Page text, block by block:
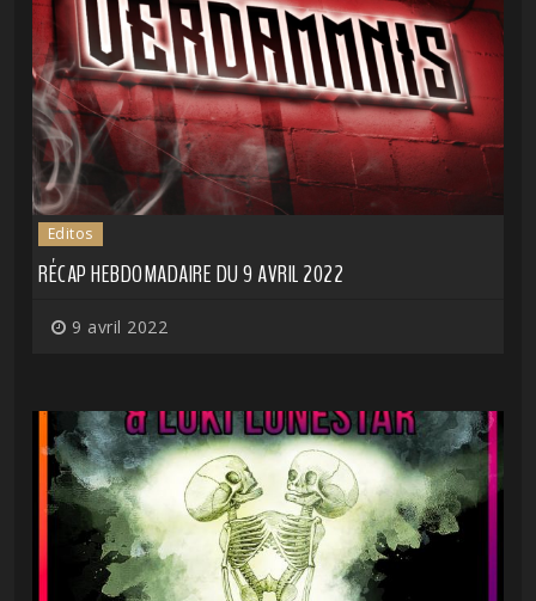
Editos
RÉCAP HEBDOMADAIRE DU 9 AVRIL 2022
9 avril 2022